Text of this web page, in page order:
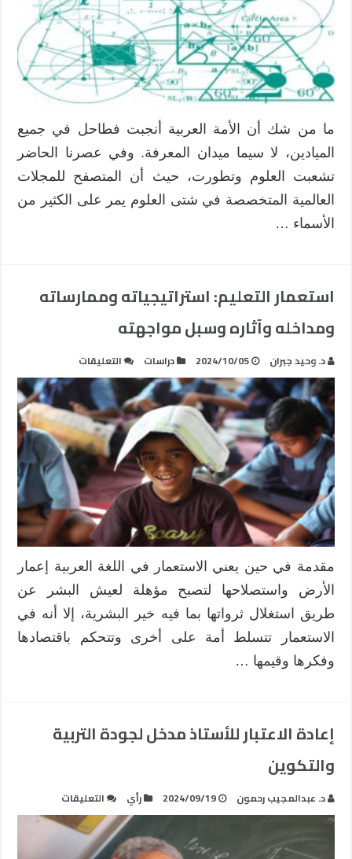
الله
رائد
تعريب
الرياضيات
في
الجزائر
مغلقة
ما من شك أن الأمة العربية أنجبت فطاحل في جميع
الميادين، لا سيما ميدان المعرفة. وفي عصرنا الحاضر
تشعبت العلوم وتطورت، حيث أن المتصفح للمجلات
العالمية المتخصصة في شتى العلوم يمر على الكثير من
الأسماء …
استعمار التعليم: استراتيجياته وممارساته
ومداخله وآثاره وسبل مواجهته
د. وحيد جبران 2024/10/05 دراسات التعليقات
استعمار
التعليم:
استراتيجياته
وممارساته
ومداخله
وآثاره
وسبل
مواجهته
مغلقة
مقدمة في حين يعني الاستعمار في اللغة العربية إعمار
الأرض واستصلاحها لتصبح مؤهلة لعيش البشر عن
طريق استغلال ثرواتها بما فيه خير البشرية، إلا أنه في
الاستعمار تتسلط أمة على أخرى وتتحكم باقتصادها
وفكرها وقيمها …
إعادة الاعتبار للأستاذ مدخل لجودة التربية
والتكوين
د. عبدالمجيب رحمون 2024/09/19 رأي التعليقات
إعادة